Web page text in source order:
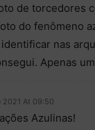
de torcedores
do fenômeno
nas
Apenas
2021 At 09:50
Azulinas!